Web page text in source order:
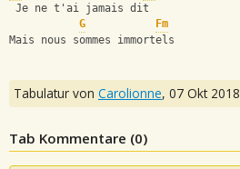
Je ne t'ai jamais dit
G
Fm
Mais nous sommes immortels
Tabulatur von Carolionne, 07 Okt 2018
Tab Kommentare (0)